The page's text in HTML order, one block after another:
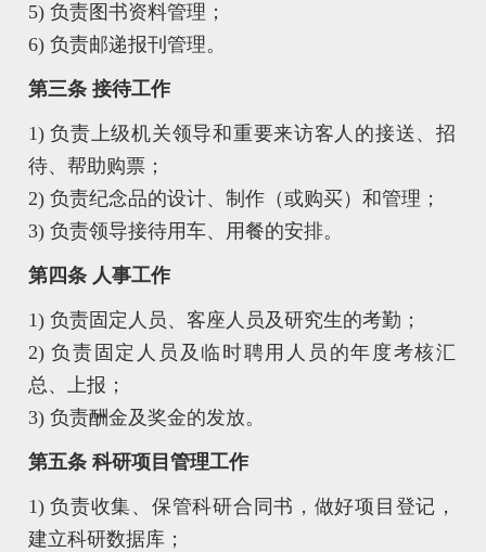
5) 负责图书资料管理；
6) 负责邮递报刊管理。
第三条 接待工作
1) 负责上级机关领导和重要来访客人的接送、招
待、帮助购票；
2) 负责纪念品的设计、制作（或购买）和管理；
3) 负责领导接待用车、用餐的安排。
第四条 人事工作
1) 负责固定人员、客座人员及研究生的考勤；
2) 负责固定人员及临时聘用人员的年度考核汇
总、上报；
3) 负责酬金及奖金的发放。
第五条 科研项目管理工作
1) 负责收集、保管科研合同书，做好项目登记，
建立科研数据库；